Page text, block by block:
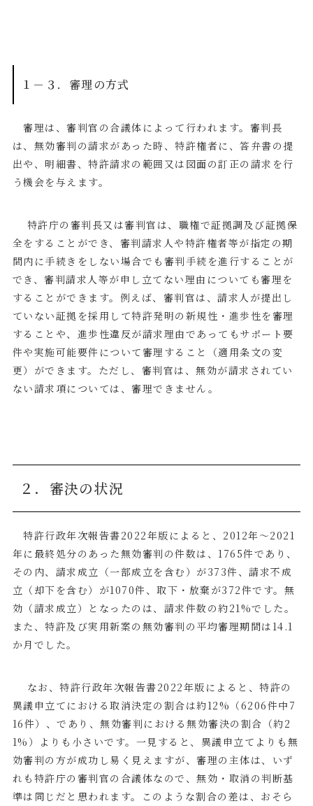
１－３．審理の方式
審理は、審判官の合議体によって行われます。審判長
は、無効審判の請求があった時、特許権者に、答弁書の提
出や、明細書、特許請求の範囲又は図面の訂正の請求を行
う機会を与えます。
特許庁の審判長又は審判官は、職権で証拠調及び証拠保
全をすることができ、審判請求人や特許権者等が指定の期
間内に手続きをしない場合でも審判手続を進行することが
でき、審判請求人等が申し立てない理由についても審理を
することができます。例えば、審判官は、請求人が提出し
ていない証拠を採用して特許発明の新規性・進歩性を審理
することや、進歩性違反が請求理由であってもサポート要
件や実施可能要件について審理すること（適用条文の変
更）ができます。ただし、審判官は、無効が請求されてい
ない請求項については、審理できません。
２．審決の状況
特許行政年次報告書2022年版によると、 2012年～2021
年に最終処分のあった無効審判の件数は、 1765件であり、
その内、請求成立（一部成立を含む）が373件、請求不成
立（却下を含む）が1070件、取下・放棄が372件です。無
効（請求成立）となったのは、請求件数の約21%でした。
また、特許及び実用新案の無効審判の平均審理期間は 14.1
か月でした。
なお、特許行政年次報告書2022年版によると、特許の
異議申立てにおける取消決定の割合は約12% （6206件中 7
16件）、であり、無効審判における無効審決の割合（約2
1% ）よりも小さいです。一見すると、異議申立てよりも無
効審判の方が成功し易く見えますが、審理の主体は、いず
れも特許庁の審判官の合議体なので、無効・取消の判断基
準は同じだと思われます。このような割合の差は、おそら